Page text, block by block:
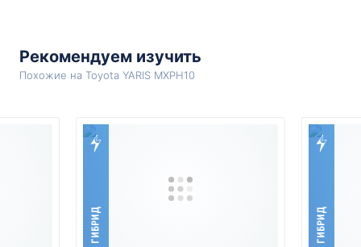
Рекомендуем изучить
Похожие на Toyota YARIS MXPH10
ГИБРИД ГИБРИД